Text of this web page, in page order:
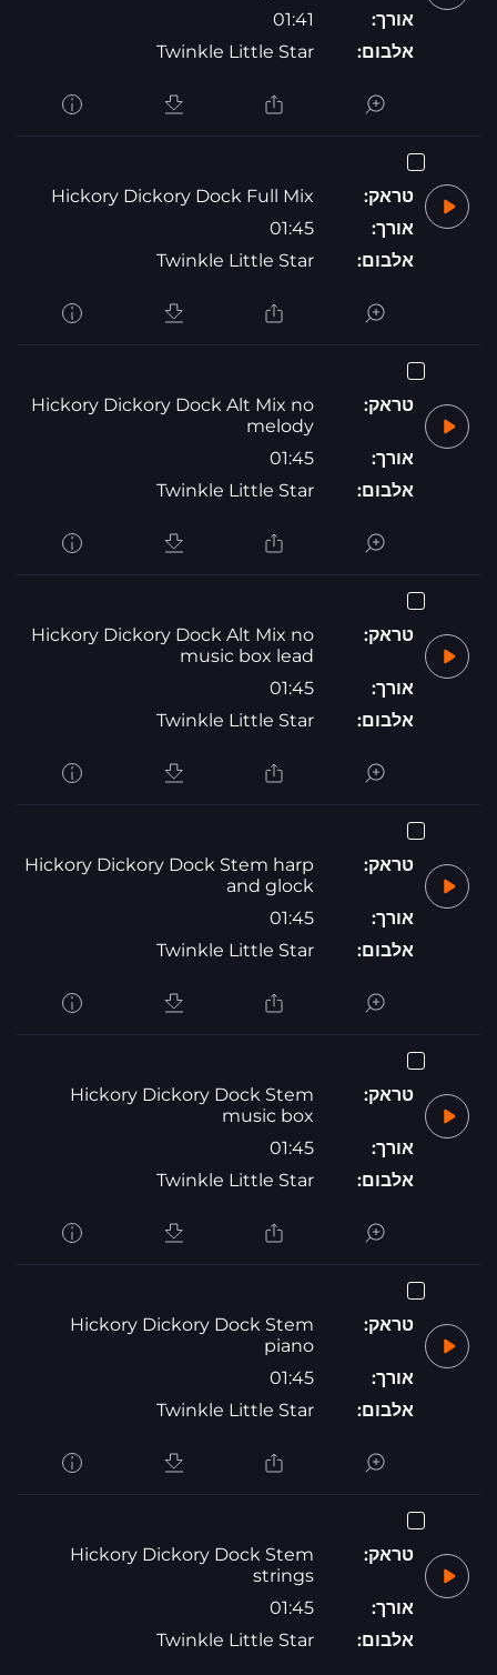
אורך:
01:41
אלבום:
Twinkle Little Star
טראק:
Hickory Dickory Dock Full Mix
אורך:
01:45
אלבום:
Twinkle Little Star
טראק:
Hickory Dickory Dock Alt Mix no
melody
אורך:
01:45
אלבום:
Twinkle Little Star
טראק:
Hickory Dickory Dock Alt Mix no
music box lead
אורך:
01:45
אלבום:
Twinkle Little Star
טראק:
Hickory Dickory Dock Stem harp
and glock
אורך:
01:45
אלבום:
Twinkle Little Star
טראק:
Hickory Dickory Dock Stem
music box
אורך:
01:45
אלבום:
Twinkle Little Star
טראק:
Hickory Dickory Dock Stem
piano
אורך:
01:45
אלבום:
Twinkle Little Star
טראק:
Hickory Dickory Dock Stem
strings
אורך:
01:45
אלבום:
Twinkle Little Star